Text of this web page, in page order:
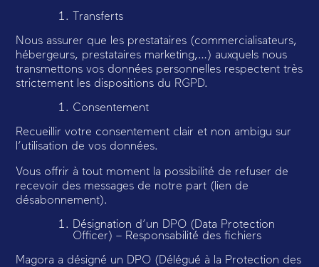
Transferts
Nous assurer que les prestataires (commercialisateurs,
hébergeurs, prestataires marketing,…) auxquels nous
transmettons vos données personnelles respectent très
strictement les dispositions du RGPD.
Consentement
Recueillir votre consentement clair et non ambigu sur
l’utilisation de vos données.
Vous offrir à tout moment la possibilité de refuser de
recevoir des messages de notre part (lien de
désabonnement).
Désignation d’un DPO (Data Protection
Officer) – Responsabilité des fichiers
Magora a désigné un DPO (Délégué à la Protection des